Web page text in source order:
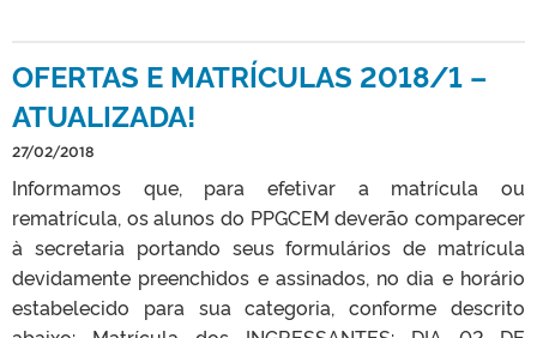
OFERTAS E MATRÍCULAS 2018/1 –
ATUALIZADA!
27/02/2018
Informamos que, para efetivar a matrícula ou
rematrícula, os alunos do PPGCEM deverão comparecer
à secretaria portando seus formulários de matrícula
devidamente preenchidos e assinados, no dia e horário
estabelecido para sua categoria, conforme descrito